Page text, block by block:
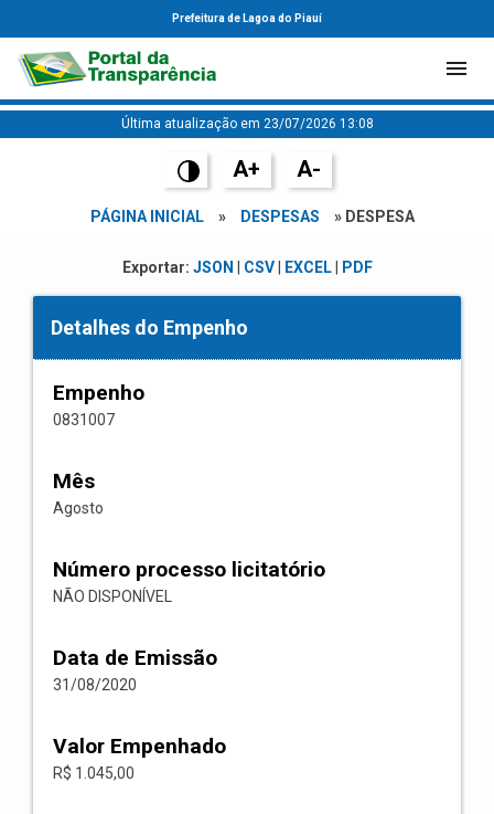
Prefeitura de Lagoa do Piauí
Última atualização em 23/07/2026 13:08
A+ A-
PÁGINA INICIAL » DESPESAS » DESPESA
Exportar: JSON CSV| EXCEL| PDF
Detalhes do Empenho
Empenho
0831007
Mês
Agosto
Número processo licitatório
NÃO DISPONÍVEL
Data de Emissão
31/08/2020
Valor Empenhado
R$ 1.045,00